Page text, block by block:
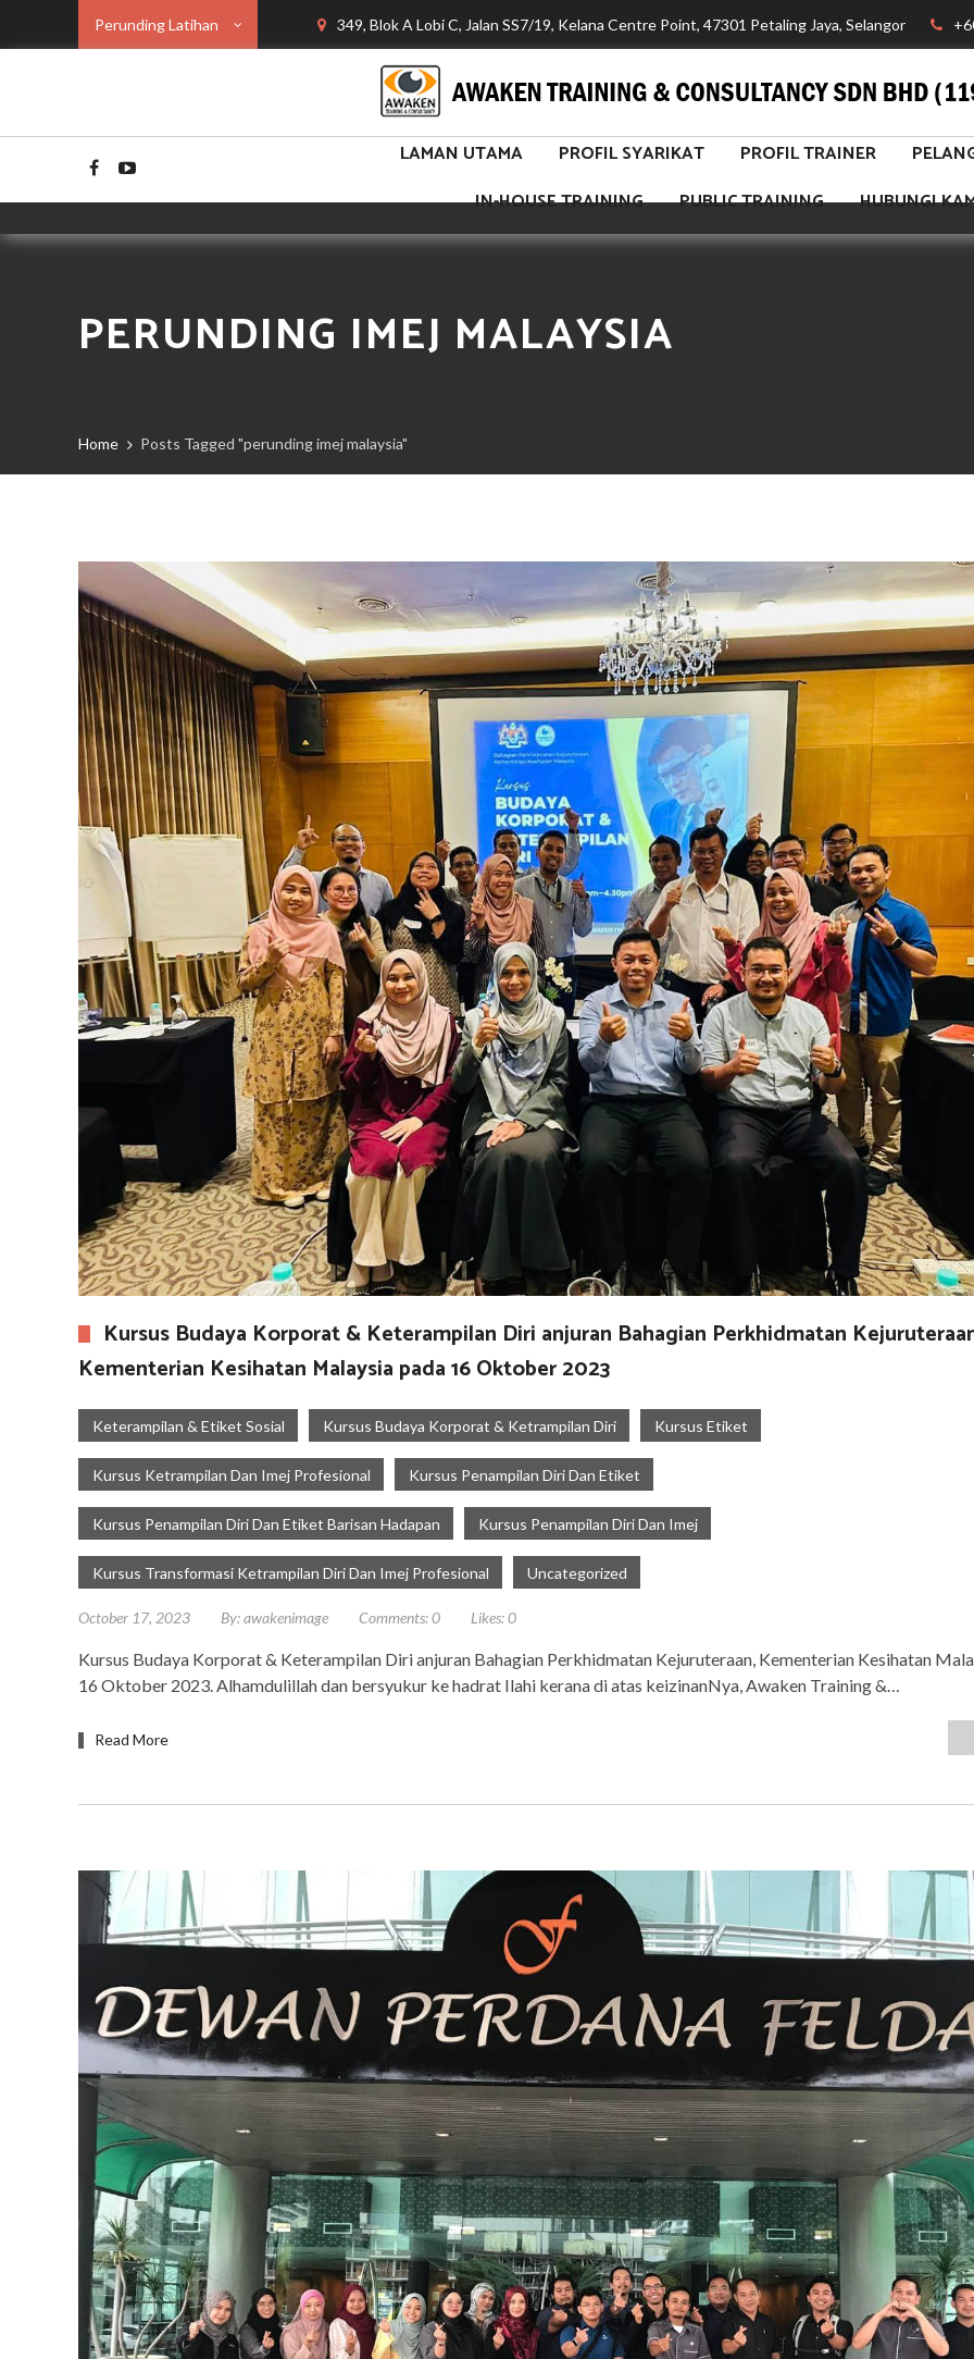
Perunding Latihan 349, Blok A Lobi C, Jalan SS7/19, Kelana Centre Point, 47301 Petaling Jaya, Selangor
LAMAN UTAMA PROFIL SYARIKAT PROFIL TRAINER
IN-HOUSE TRAINING
PUBLIC TRAINING HUBUNGI
PERUNDING IMEJ MALAYSIA
Home Posts Tagged "perunding imej malaysia"
Kursus Budaya Korporat & Keterampilan Diri anjuran Bahagian Perkhidmatan
Kementerian Kesihatan Malaysia pada 16 Oktober 2023
Keterampilan & Etiket Sosial Kursus Budaya Korporat & Ketrampilan Diri Kursus Etiket
Kursus Ketrampilan Dan Imej Profesional Kursus Penampilan Diri Dan Etiket
Kursus Penampilan Diri Dan Etiket Barisan Hadapan Kursus Penampilan Diri Dan Imej
Kursus Transformasi Ketrampilan Diri Dan Imej Profesional Uncategorized
October 17, 2023 By:awakenimage Comments:0 Likes:0
Kursus Budaya Korporat & Keterampilan Diri anjuran Bahagian Perkhidmatan Kejuruteraan, Kementerian Kesihatan
16 Oktober 2023. Alhamdulillah dan bersyukur ke hadrat Ilahi kerana di atas keizinanNya, Awaken Training &…
Read More